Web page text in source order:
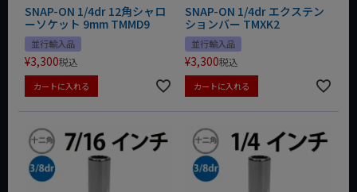
SNAP-ON 1/4dr 12角シャロ
ーソケット 9mm TMMD9
並行輸入品
¥3,300税込
カートに入れる
SNAP-ON 1/4dr エクステン
ションバー TMXK2
並行輸入品
¥3,300税込
カートに入れる